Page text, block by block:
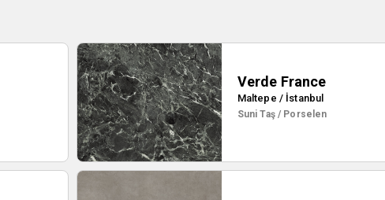
Verde France
Maltepe / İstanbul
Suni Taş / Porselen